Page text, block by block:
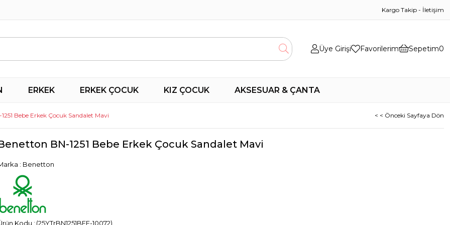
Kargo Takip - İletişim
Üye Girişi Favorilerim Sepetim0
ERKEK ERKEK ÇOCUK KIZ ÇOCUK AKSESUAR & ÇANTA
Bebe Erkek Çocuk Sandalet Mavi < < Önceki Sayfaya Dön
BN-1251 Bebe Erkek Çocuk Sandalet Mavi
: Benetton
(25YTrBN1251BEE-10072)